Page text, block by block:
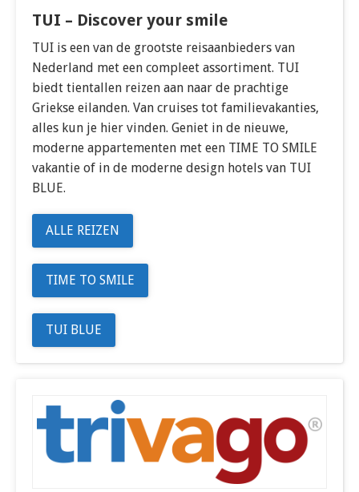
TUI – Discover your smile
TUI is een van de grootste reisaanbieders van
Nederland met een compleet assortiment. TUI
biedt tientallen reizen aan naar de prachtige
Griekse eilanden. Van cruises tot familievakanties,
alles kun je hier vinden. Geniet in de nieuwe,
moderne appartementen met een TIME TO SMILE
vakantie of in de moderne design hotels van TUI
BLUE.
ALLE REIZEN
TIME TO SMILE
TUI BLUE